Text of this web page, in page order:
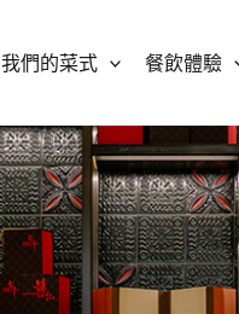
我們的菜式 餐飲體驗